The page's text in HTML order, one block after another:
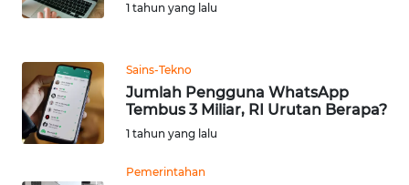
1 tahun yang lalu
Sains-Tekno
Jumlah Pengguna WhatsApp
Tembus 3 Miliar, RI Urutan Berapa?
1 tahun yang lalu
Pemerintahan
WN
WN
LAMPUNG
WN